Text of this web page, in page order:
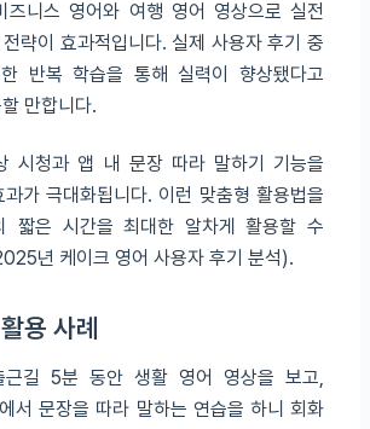
즈니스 영어와 여행 영어 영상으로 실전
략이 효과적입니다. 실제 사용자 후기 중
반복 학습을 통해 실력이 향상됐다고
만합니다.
시청과 앱 내 문장 따라 말하기 기능을
가 극대화됩니다. 이런 맞춤형 활용법을
짧은 시간을 최대한 알차게 활용할 수
년 케이크 영어 사용자 후기 분석).
용 사례
근길 5분 동안 생활 영어 영상을 보고,
서 문장을 따라 말하는 연습을 하니 회화